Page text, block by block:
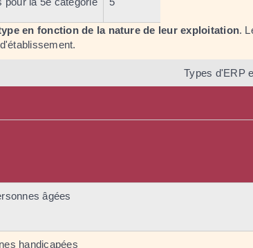
en fonction de la nature de leur exploitation.
Types d'ERP
âgées
handicapées